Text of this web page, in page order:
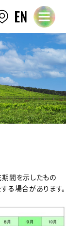
間を示したもの
る場合があります。